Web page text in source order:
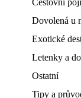
Cestovní
Dovolená u
Exotické
Letenky a
Ostatní
Tipy a